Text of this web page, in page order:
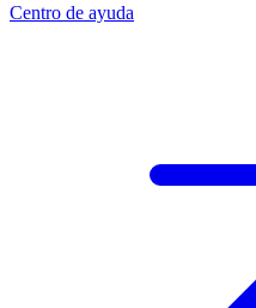
Centro de ayuda